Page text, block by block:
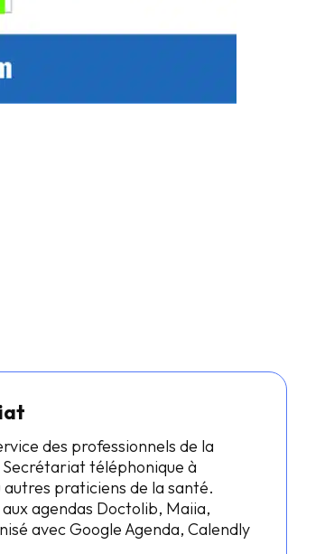
des professionnels de la
téléphonique à
praticiens de la santé.
agendas Doctolib, Maiia,
avec Google Agenda, Calendly